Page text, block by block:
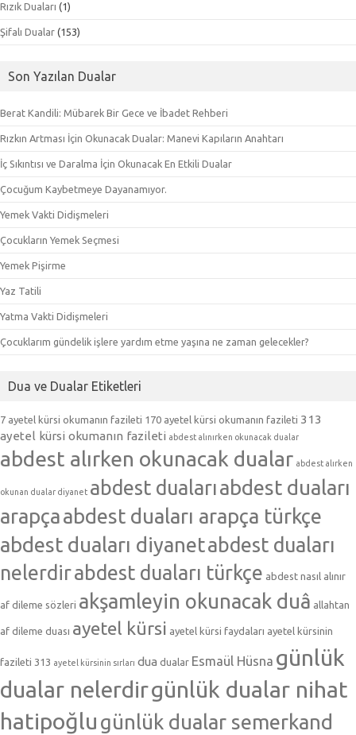
Rızık Duaları (1)
Şifalı Dualar (153)
Son Yazılan Dualar
Berat Kandili: Mübarek Bir Gece ve İbadet Rehberi
Rızkın Artması İçin Okunacak Dualar: Manevi Kapıların Anahtarı
İç Sıkıntısı ve Daralma İçin Okunacak En Etkili Dualar
Çocuğum Kaybetmeye Dayanamıyor.
Yemek Vakti Didişmeleri
Çocukların Yemek Seçmesi
Yemek Pişirme
Yaz Tatili
Yatma Vakti Didişmeleri
Çocuklarım gündelik işlere yardım etme yaşına ne zaman gelecekler?
Dua ve Dualar Etiketleri
7 ayetel kürsi okumanın fazileti 170 ayetel kürsi okumanın fazileti 313
ayetel kürsi okumanın fazileti abdest alınırken okunacak dualar
abdest alırken okunacak dualar abdest alırken
okunan dualar diyanet abdest dualarıabdest duaları
arapçaabdest duaları arapça türkçe
abdest duaları diyanetabdest duaları
nelerdirabdest duaları türkçe abdest nasıl alınır
af dileme sözleri akşamleyin okunacak duâ allahtan
af dileme duası ayetel kürsi ayetel kürsi faydaları ayetel kürsinin
fazileti 313 ayetel kürsinin sırları dua dualar Esmaül Hüsna günlük
dualar nelerdirgünlük dualar nihat
hatipoğlu günlük dualar semerkand